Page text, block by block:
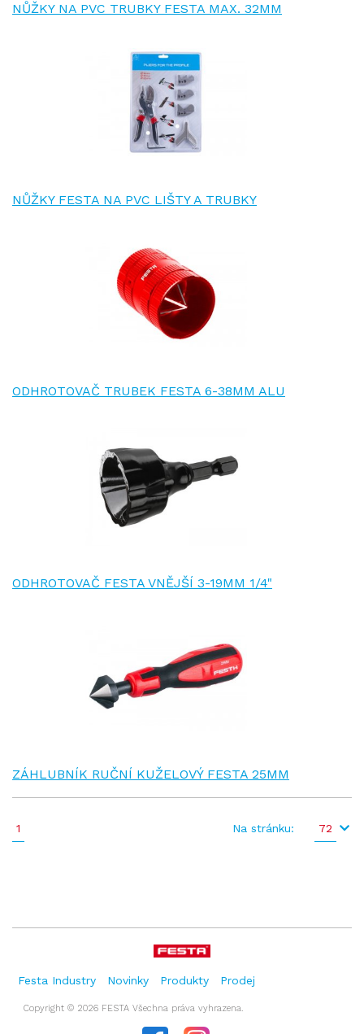
NŮŽKY NA PVC TRUBKY FESTA MAX. 32MM
NŮŽKY FESTA NA PVC LIŠTY A TRUBKY
ODHROTOVAČ TRUBEK FESTA 6-38MM ALU
ODHROTOVAČ FESTA VNĚJŠÍ 3-19MM 1/4"
ZÁHLUBNÍK RUČNÍ KUŽELOVÝ FESTA 25MM
1 Na stránku: 72
Festa Industry Novinky Produkty Prodej
Copyright © 2026 FESTA Všechna práva vyhrazena.